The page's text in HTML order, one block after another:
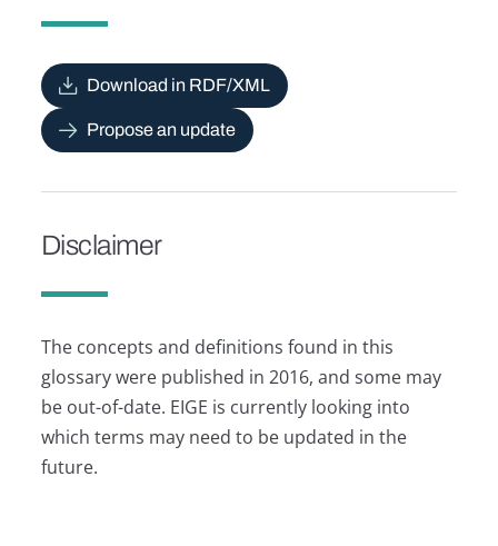
Download in RDF/XML
Propose an update
Disclaimer
The concepts and definitions found in this
glossary were published in 2016, and some may
be out-of-date. EIGE is currently looking into
which terms may need to be updated in the
future.